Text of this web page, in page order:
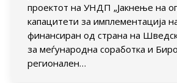
проектот на УНДП „Јакнење на
капацитети за имплементација
финансиран од страна на
за меѓународна соработка и
регионален…